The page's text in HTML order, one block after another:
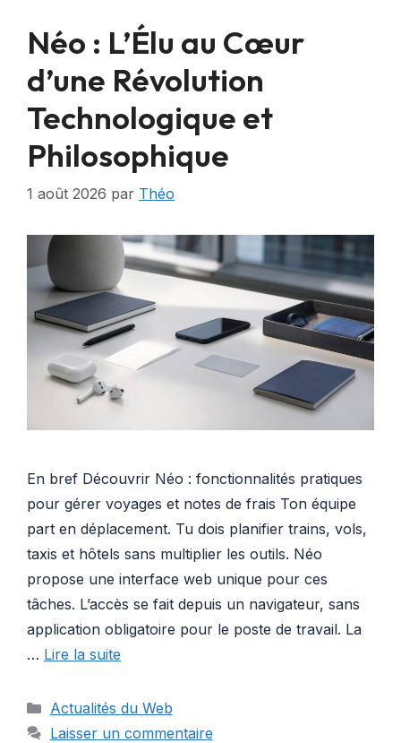
Néo : L’Élu au Cœur
d’une Révolution
Technologique et
Philosophique
1 août 2026 par Théo
En bref Découvrir Néo : fonctionnalités pratiques
pour gérer voyages et notes de frais Ton équipe
part en déplacement. Tu dois planifier trains, vols,
taxis et hôtels sans multiplier les outils. Néo
propose une interface web unique pour ces
tâches. L’accès se fait depuis un navigateur, sans
application obligatoire pour le poste de travail. La
… Lire la suite
Catégories
Actualités du Web
Laisser un commentaire